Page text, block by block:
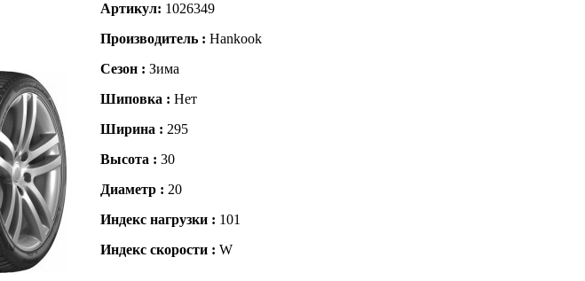
Артикул: 1026349
Производитель : Hankook
Сезон : Зима
Шиповка : Нет
Ширина : 295
Высота : 30
Диаметр : 20
Индекс нагрузки : 101
Индекс скорости : W